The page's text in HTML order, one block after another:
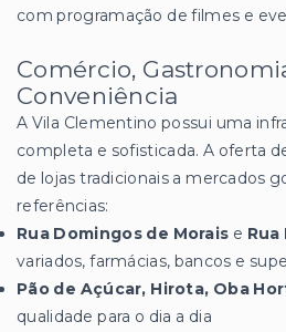
com programação de filmes e
Comércio,
Conveniência
A Vila Clementino possui uma
completa e sofisticada. A oferta
de lojas tradicionais a mercados
referências:
Rua Domingos de Morais e
variados, farmácias, bancos e
Pão de Açúcar, Hirota, Oba
qualidade para o dia a dia